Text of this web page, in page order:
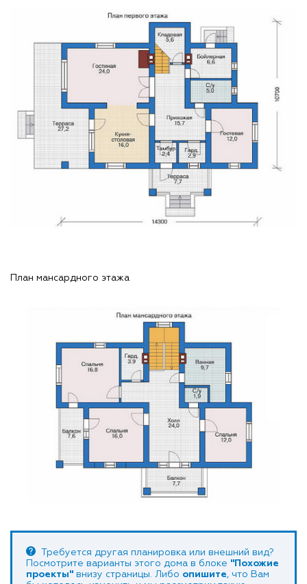
План мансардного этажа
Требуется другая планировка или внешний вид?
Посмотрите варианты этого дома в блоке "Похожие
проекты" внизу страницы. Либо опишите, что Вам